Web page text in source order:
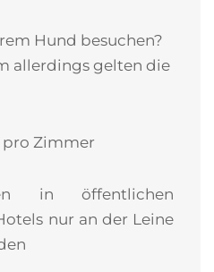
Hund besuchen?
allerdings gelten die
pro Zimmer
in öffentlichen
nur an der Leine